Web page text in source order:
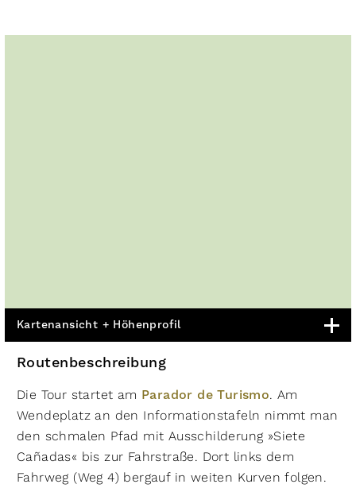
Kartenansicht + Höhenprofil
Routenbeschreibung
Die Tour startet am Parador de Turismo. Am
Wendeplatz an den Informationstafeln nimmt man
den schmalen Pfad mit Ausschilderung »Siete
Cañadas« bis zur Fahrstraße. Dort links dem
Fahrweg (Weg 4) bergauf in weiten Kurven folgen.